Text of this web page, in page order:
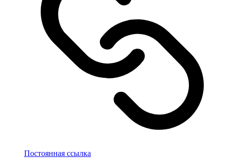
Постоянная ссылка